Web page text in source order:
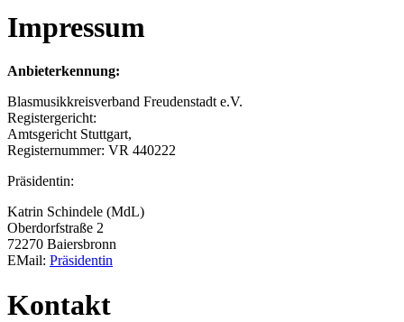
Impressum
Anbieterkennung:
Blasmusikkreisverband Freudenstadt e.V.
Registergericht:
Amtsgericht Stuttgart,
Registernummer: VR 440222
Präsidentin:
Katrin Schindele (MdL)
Oberdorfstraße 2
72270 Baiersbronn
EMail: Präsidentin
Kontakt